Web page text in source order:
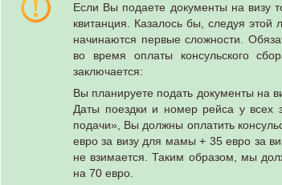
Если Вы подаете документы на визу
квитанция. Казалось бы, следуя этой
начинаются первые сложности.
во время оплаты консульского
заключается:
Вы планируете подать документы на
Даты поездки и номер рейса у всех
подачи», Вы должны оплатить
евро за визу для мамы + 35 евро за
не взимается. Таким образом, мы
на 70 евро.